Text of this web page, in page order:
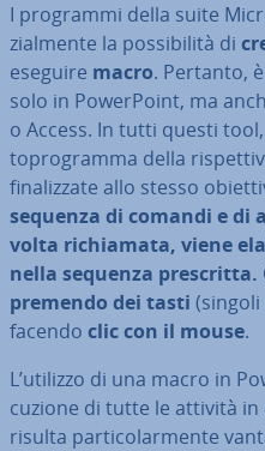
I programmi della suite
zial­men­te la pos­si­bi­li­tà di
eseguire macro. Pertanto,
solo in Po­wer­Point, ma
o Access. In tutti questi
to­pro­gram­ma della
fi­na­liz­za­te allo stesso
sequenza di comandi e di
volta ri­chia­ma­ta, viene
nella sequenza pre­scrit­ta.
premendo dei tasti
facendo clic con il mouse.
L’utilizzo di una macro in
cu­zio­ne di tutte le attività in
risulta par­ti­co­lar­men­te